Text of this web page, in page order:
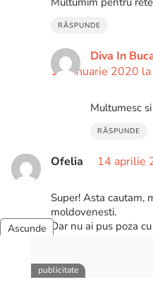
RĂSPUNDE
Diva In
12 ianuarie 2020
Multumesc
RĂSPUNDE
Ofelia 14 aprilie
Super! Asta cautam,
moldovenesti.
Dar nu ai pus poza
RĂSPUNDE